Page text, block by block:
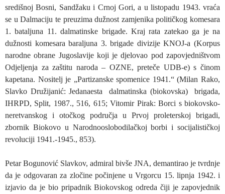
središnoj Bosni, Sandžaku i Crnoj Gori, a u listopadu 1943. vraća
se u Dalmaciju te preuzima dužnost zamjenika političkog komesara
1. bataljuna 11. dalmatinske brigade. Kraj rata zatekao ga je na
dužnosti komesara baraljuna 3. brigade divizije KNOJ-a (Korpus
narodne obrane Jugoslavije koji je djelovao pod zapovjedništvom
Odjeljenja za zaštitu naroda – OZNE, preteče UDB-e) s činom
kapetana. Nositelj je „Partizanske spomenice 1941.“ (Milan Rako,
Slavko Družijanić: Jedanaesta dalmatinska (biokovska) brigada,
IHRPD, Split, 1987., 516, 615; Vitomir Pirak: Borci s biokovsko-
neretvanskog i otočkog područja u Prvoj proleterskoj brigadi,
zbornik Biokovo u Narodnooslobodilačkoj borbi i socijalističkoj
revoluciji 1941.-1945., 853).
Petar Bogunović Slavkov, admiral bivše JNA, demantirao je tvrdnje
da je odgovaran za zločine počinjene u Vrgorcu 15. lipnja 1942. i
izjavio da je bio pripadnik Biokovskog odreda čiji je zapovjednik